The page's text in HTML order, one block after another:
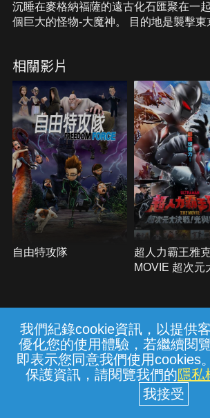
我們紀錄cookie資訊，以提供
優化您的使用體驗，若繼續閱
即表示您同意我們使用cookies
保護資訊，請閱覽我們的隱私
沉睡在麥格納福薩的遠古化石匯聚在一
個巨大的怪物-大魔神。 目的地是襲擊東
一切的人是渡邊圭，他繼承了傳說中妖怪
被選為「拯救世界的英雄」的男孩和與
大冒險從現在開始。
相關影片
自由特攻隊
超人力霸王雅
MOVIE 超次元
常見問題 線上客服 服務條款
中華電信股份有限公司個人家
(統一編號：96979949) ©
{{notifyMsg}}